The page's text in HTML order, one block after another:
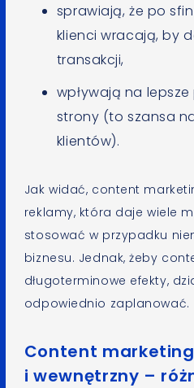
sprawiają, że po
klienci wracają, by
transakcji,
wpływają na
strony (to szansa
klientów).
Jak widać, content
reklamy, która daje wiele
stosować w przypadku
biznesu. Jednak, żeby
długoterminowe efekty,
odpowiednio zaplanować.
Content
i wewnętrzny –